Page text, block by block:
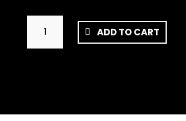
Septet
ADD TO CART